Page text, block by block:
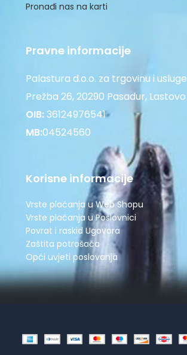
Pronađi nas na karti
Pravne informacije
Palastura d.o.o. za trgovinu i usluge
Prežba 26, 20290 Pasadur, Lastovo
OIB:36124976541
MB:04524560
Korisne informacije
Vrste plaćanja u Web Shopu
Vrste plaćanja u Poslovnici
Povrat i raskid Ugovora
Zaštita potrošača
Opći uvjeti poslovanja